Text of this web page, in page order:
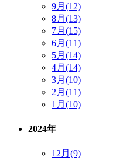
9月(12)
8月(13)
7月(15)
6月(11)
5月(14)
4月(14)
3月(10)
2月(11)
1月(10)
2024年
12月(9)